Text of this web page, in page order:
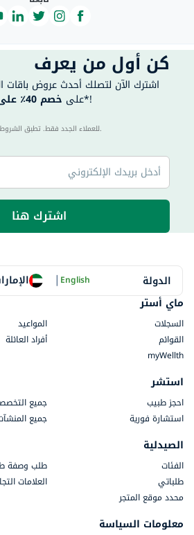
كن أول من يعرف
اشترك الآن لتصلك أحدث عروض باقات
على خصم 40٪ على طلبك الأول مباشرةً*!
40 للعملاء الجدد فقط. تطبق الشروط والأحكام.
اشترك هنا
الدولة |English
ماي أستر
السجلات
المواعيد
القوائم
أفراد العائلة
myWellth
استشر
احجز طبيب
جميع
استشارة فورية
جميع
الصيدلية
الفئات
طلب وصفة
طلباتي
العلامات
محدد موقع المتجر
معلومات السياسة